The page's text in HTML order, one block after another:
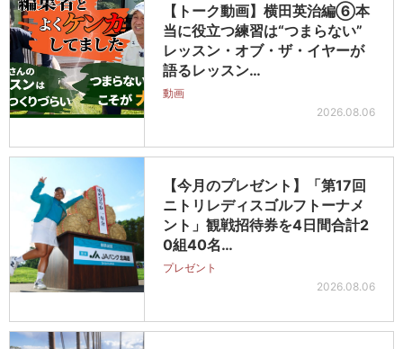
【トーク動画】横田英治編⑥本
当に役立つ練習は“つまらない”
レッスン・オブ・ザ・イヤーが
語るレッスン…
動画
2026.08.06
【今月のプレゼント】「第17回
ニトリレディスゴルフトーナメ
ント」観戦招待券を4日間合計2
0組40名…
プレゼント
2026.08.06